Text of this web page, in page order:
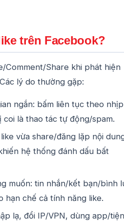
trên Facebook?
Comment/Share khi phát hiện
lý do thường gặp:
ngắn: bấm liên tục theo nhịp
là thao tác tự động/spam.
vừa share/đăng lặp nội
hệ thống đánh dấu bất
muốn: tin nhắn/kết bạn/bình
hạn chế cả tính năng like.
lạ, đổi IP/VPN, dùng app/tiện